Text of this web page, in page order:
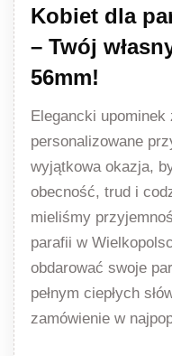
Kobiet dla
– Twój
56mm!
Elegancki upominek
personalizowane
wyjątkowa okazja,
obecność, trud i
mieliśmy
parafii w
obdarować swoje
pełnym ciepłych
zamówienie w